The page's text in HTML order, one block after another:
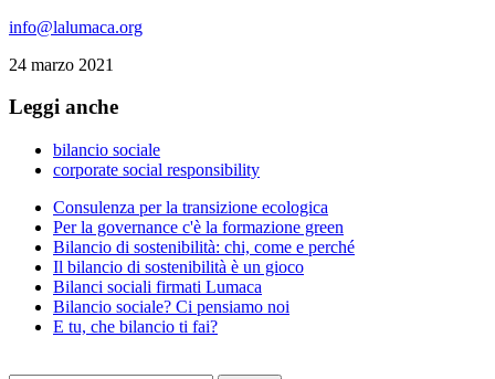
info@lalumaca.org
24 marzo 2021
Leggi anche
bilancio sociale
corporate social responsibility
Consulenza per la transizione ecologica
Per la governance c'è la formazione green
Bilancio di sostenibilità: chi, come e perché
Il bilancio di sostenibilità è un gioco
Bilanci sociali firmati Lumaca
Bilancio sociale? Ci pensiamo noi
E tu, che bilancio ti fai?